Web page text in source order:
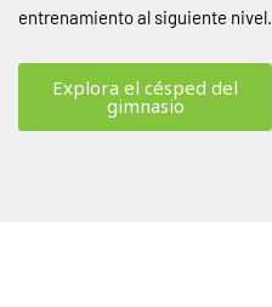
entrenamiento al siguiente nivel.
Explora el césped del
gimnasio